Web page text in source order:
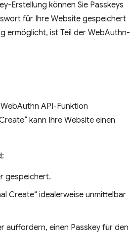
Erstellung können Sie Passkeys
für Ihre Website gespeichert
ermöglicht, ist Teil der WebAuthn-
API-Funktion
kann Ihre Website einen
gespeichert.
Create“ idealerweise unmittelbar
auffordern, einen Passkey für den